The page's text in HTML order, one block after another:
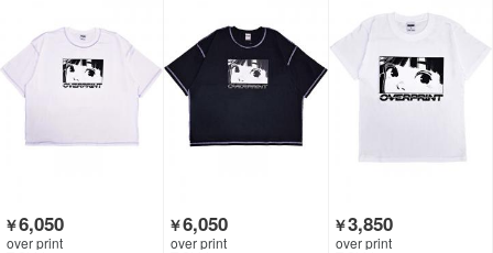
￥6,050
over print
￥6,050
over print
￥3,850
over print